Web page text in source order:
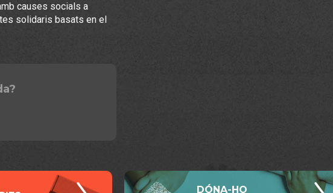
causes socials a
solidaris basats en el
DÓNA-HO